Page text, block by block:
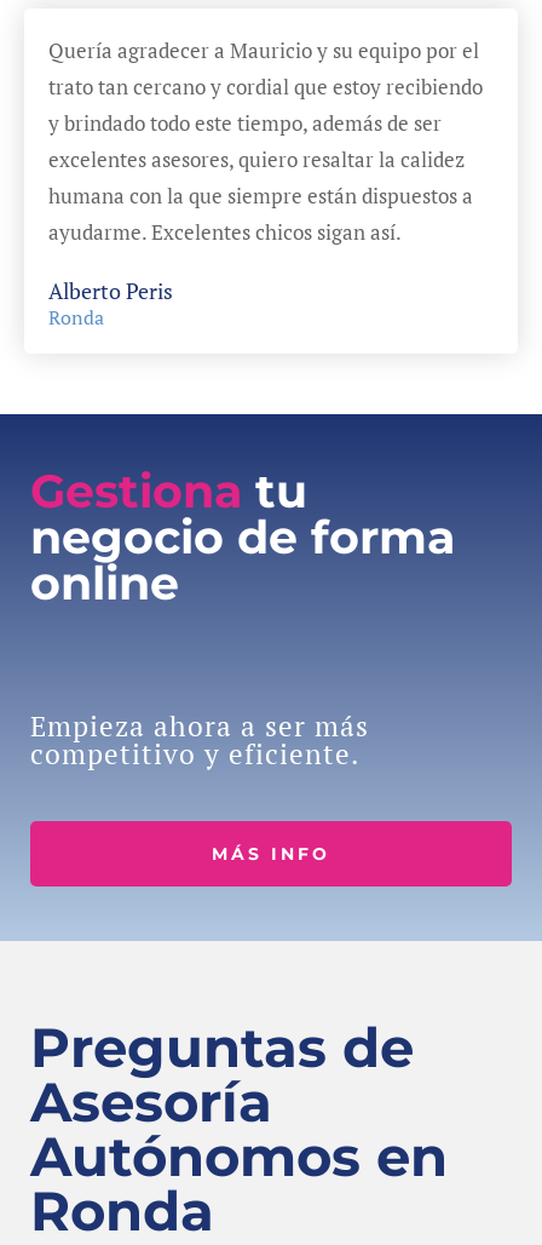
Quería agradecer a Mauricio y su equipo por el
trato tan cercano y cordial que estoy recibiendo
y brindado todo este tiempo, además de ser
excelentes asesores, quiero resaltar la calidez
humana con la que siempre están dispuestos a
ayudarme. Excelentes chicos sigan así.
Alberto Peris
Ronda
Gestiona tu
negocio de forma
online
Empieza ahora a ser más
competitivo y eficiente.
MÁS INFO
Preguntas de
Asesoría
Autónomos en
Ronda